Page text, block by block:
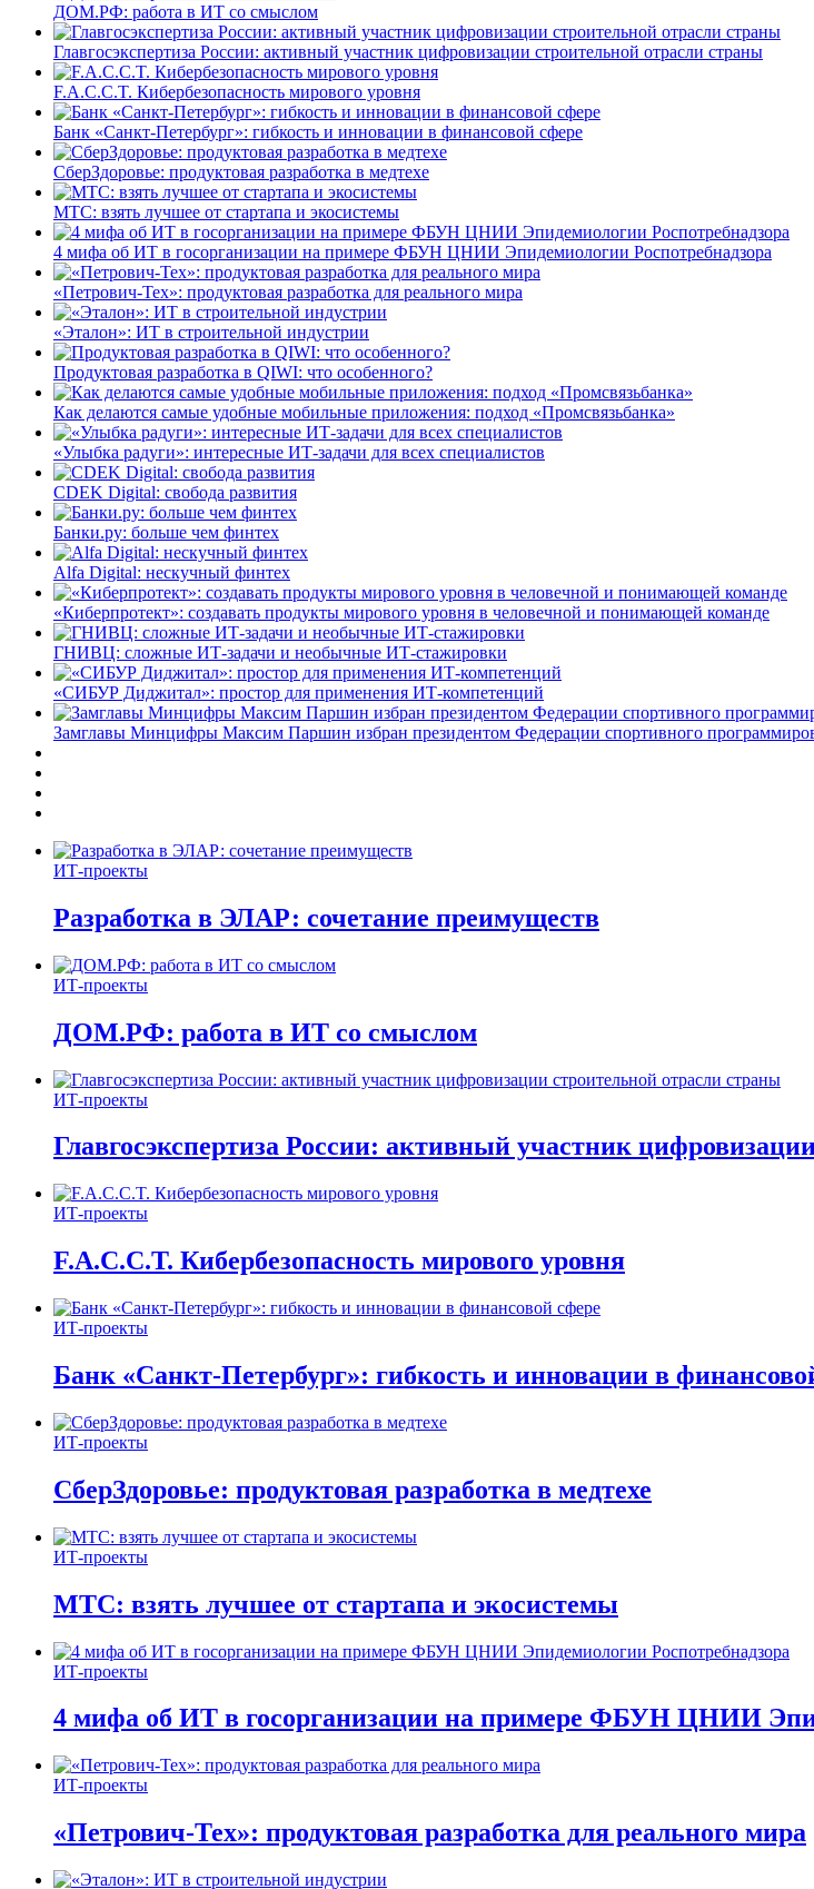
ДОМ.РФ: работа в ИТ со смыслом
Главгосэкспертиза России: активный участник цифровизации строительной отрасли страны
F.A.C.C.T. Кибербезопасность мирового уровня
Банк «Санкт-Петербург»: гибкость и инновации в финансовой сфере
СберЗдоровье: продуктовая разработка в медтехе
МТС: взять лучшее от стартапа и экосистемы
4 мифа об ИТ в госорганизации на примере ФБУН ЦНИИ Эпидемиологии Роспотребнадзора
«Петрович-Тех»: продуктовая разработка для реального мира
«Эталон»: ИТ в строительной индустрии
Продуктовая разработка в QIWI: что особенного?
Как делаются самые удобные мобильные приложения: подход «Промсвязьбанка»
«Улыбка радуги»: интересные ИТ-задачи для всех специалистов
CDEK Digital: свобода развития
Банки.ру: больше чем финтех
Alfa Digital: нескучный финтех
«Киберпротект»: создавать продукты мирового уровня в человечной и понимающей команде
ГНИВЦ: сложные ИТ‑задачи и необычные ИТ‑стажировки
«СИБУР Диджитал»: простор для применения ИТ-компетенций
Замглавы Минцифры Максим Паршин избран президентом Федерации спортивного
ИТ-проекты
Разработка в ЭЛАР: сочетание преимуществ
ИТ-проекты
ДОМ.РФ: работа в ИТ со смыслом
ИТ-проекты
Главгосэкспертиза России: активный участник
ИТ-проекты
F.A.C.C.T. Кибербезопасность мирового уровня
ИТ-проекты
Банк «Санкт-Петербург»: гибкость и инновации в
ИТ-проекты
СберЗдоровье: продуктовая разработка в медтехе
ИТ-проекты
МТС: взять лучшее от стартапа и экосистемы
ИТ-проекты
4 мифа об ИТ в госорганизации на примере ФБУН ЦНИИ
ИТ-проекты
«Петрович-Тех»: продуктовая разработка для реального мира